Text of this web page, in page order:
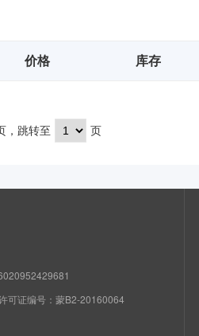
价格 库存
，跳转至 页
可证编号：蒙B2-20160064